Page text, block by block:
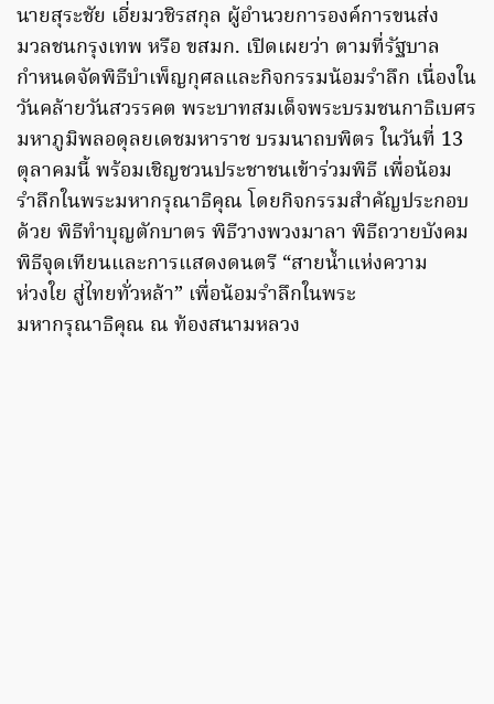
นายสุระชัย เอี่ยมวชิรสกุล ผู้อำนวยการองค์การขนส่ง
มวลชนกรุงเทพ หรือ ขสมก. เปิดเผยว่า ตามที่รัฐบาล
กำหนดจัดพิธีบำเพ็ญกุศลและกิจกรรมน้อมรำลึก เนื่องใน
วันคล้ายวันสวรรคต พระบาทสมเด็จพระบรมชนกาธิเบศร
มหาภูมิพลอดุลยเดชมหาราช บรมนาถบพิตร ในวันที่ 13
ตุลาคมนี้ พร้อมเชิญชวนประชาชนเข้าร่วมพิธี เพื่อน้อม
รำลึกในพระมหากรุณาธิคุณ โดยกิจกรรมสำคัญประกอบ
ด้วย พิธีทำบุญตักบาตร พิธีวางพวงมาลา พิธีถวายบังคม
พิธีจุดเทียนและการแสดงดนตรี “สายน้ำแห่งความ
ห่วงใย สู่ไทยทั่วหล้า” เพื่อน้อมรำลึกในพระ
มหากรุณาธิคุณ ณ ท้องสนามหลวง